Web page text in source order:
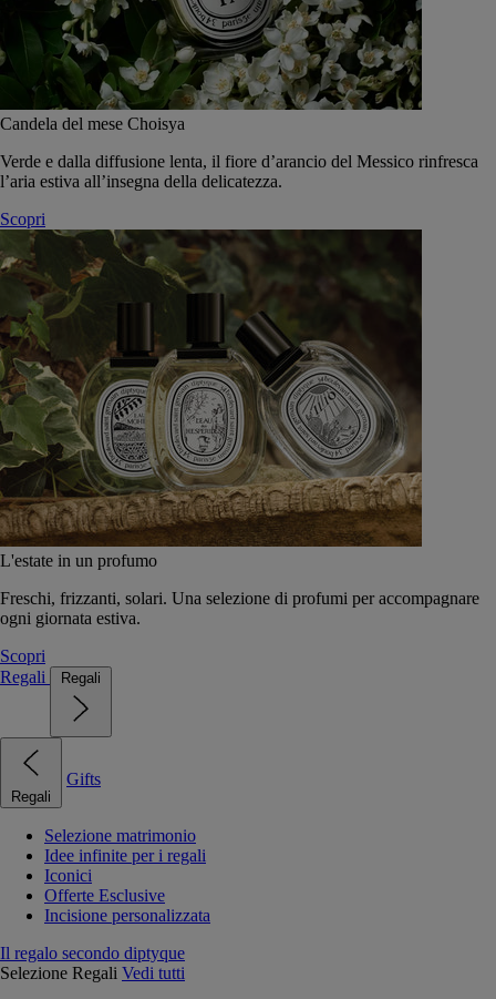
Candela del mese Choisya
Verde e dalla diffusione lenta, il fiore d’arancio del Messico rinfresca
l’aria estiva all’insegna della delicatezza.
Scopri
L'estate in un profumo
Freschi, frizzanti, solari. Una selezione di profumi per accompagnare
ogni giornata estiva.
Scopri
Regali
Regali
Regali
Gifts
Selezione matrimonio
Idee infinite per i regali
Iconici
Offerte Esclusive
Incisione personalizzata
Il regalo secondo diptyque
Selezione Regali Vedi tutti